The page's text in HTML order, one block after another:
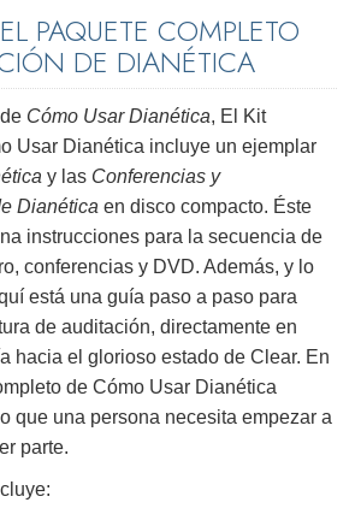
PAQUETE COMPLETO
DE DIANÉTICA
Cómo Usar Dianética, El Kit
Usar Dianética incluye un ejemplar
y las Conferencias y
Dianética en disco compacto. Éste
instrucciones para la secuencia de
conferencias y DVD. Además, y lo
está una guía paso a paso para
de auditación, directamente en
hacia el glorioso estado de Clear. En
de Cómo Usar Dianética
que una persona necesita empezar a
parte.